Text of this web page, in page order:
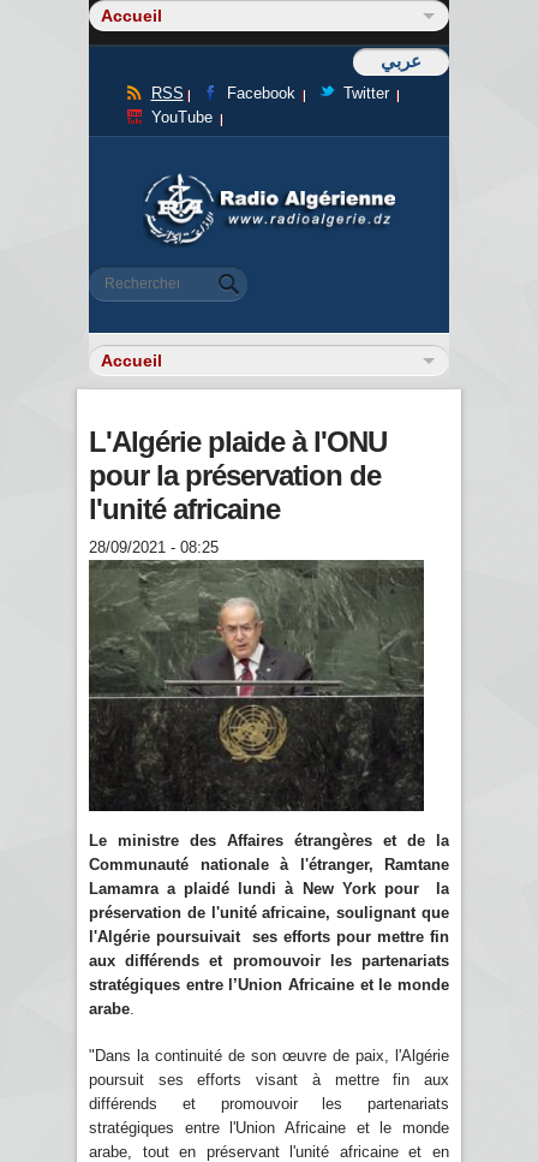
عربي
RSS Facebook
Twitter
YouTube
Formulaire de recherche
Rechercher
L'Algérie plaide à l'ONU
pour la préservation de
l'unité africaine
28/09/2021 - 08:25
Le ministre des Affaires étrangères et de la
Communauté nationale à l'étranger, Ramtane
Lamamra a plaidé lundi à New York pour la
préservation de l'unité africaine, soulignant que
l'Algérie poursuivait ses efforts pour mettre fin
aux différends et promouvoir les partenariats
stratégiques entre l’Union Africaine et le monde
arabe
"Dans la continuité de son œuvre de paix, l'Algérie
poursuit ses efforts visant à mettre fin aux
différends et promouvoir les partenariats
stratégiques entre l'Union Africaine et le monde
arabe, tout en préservant l'unité africaine et en